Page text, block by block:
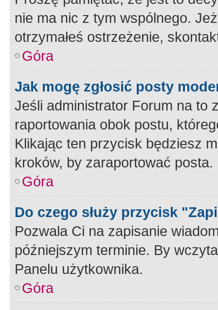
nie ma nic z tym wspólnego.
otrzymałeś ostrzeżenie,
Góra
Jak mogę zgłosić posty
Jeśli administrator Forum na to
raportowania obok postu,
Klikając ten przycisk będziesz
kroków, by zaraportować posta.
Góra
Do czego służy przycisk
Pozwala Ci na zapisanie
późniejszym terminie. By
Panelu użytkownika.
Góra